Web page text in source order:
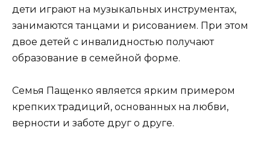
дети играют на музыкальных инструментах,
занимаются танцами и рисованием. При этом
двое детей с инвалидностью получают
образование в семейной форме.
Семья Пащенко является ярким примером
крепких традиций, основанных на любви,
верности и заботе друг о друге.